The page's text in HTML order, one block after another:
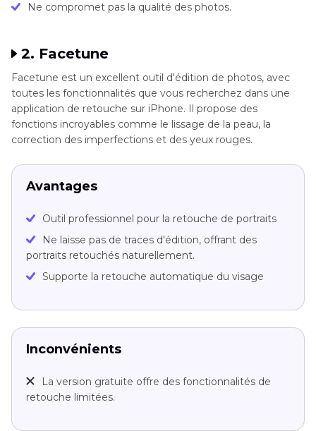
Ne compromet pas la qualité des photos.
2. Facetune
Facetune est un excellent outil d'édition de photos, avec
toutes les fonctionnalités que vous recherchez dans une
application de retouche sur iPhone. Il propose des
fonctions incroyables comme le lissage de la peau, la
correction des imperfections et des yeux rouges.
Avantages
Outil professionnel pour la retouche de portraits
Ne laisse pas de traces d'édition, offrant des
portraits retouchés naturellement.
Supporte la retouche automatique du visage
Inconvénients
La version gratuite offre des fonctionnalités de
retouche limitées.